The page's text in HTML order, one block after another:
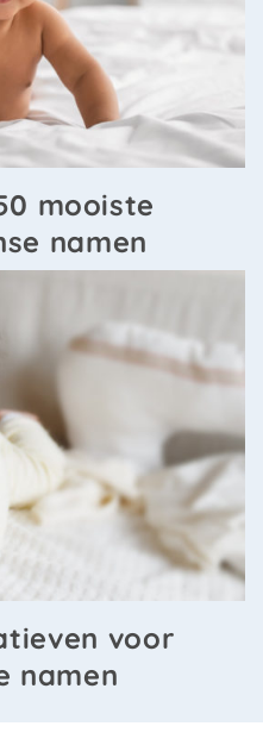
mooiste
namen
voor
namen